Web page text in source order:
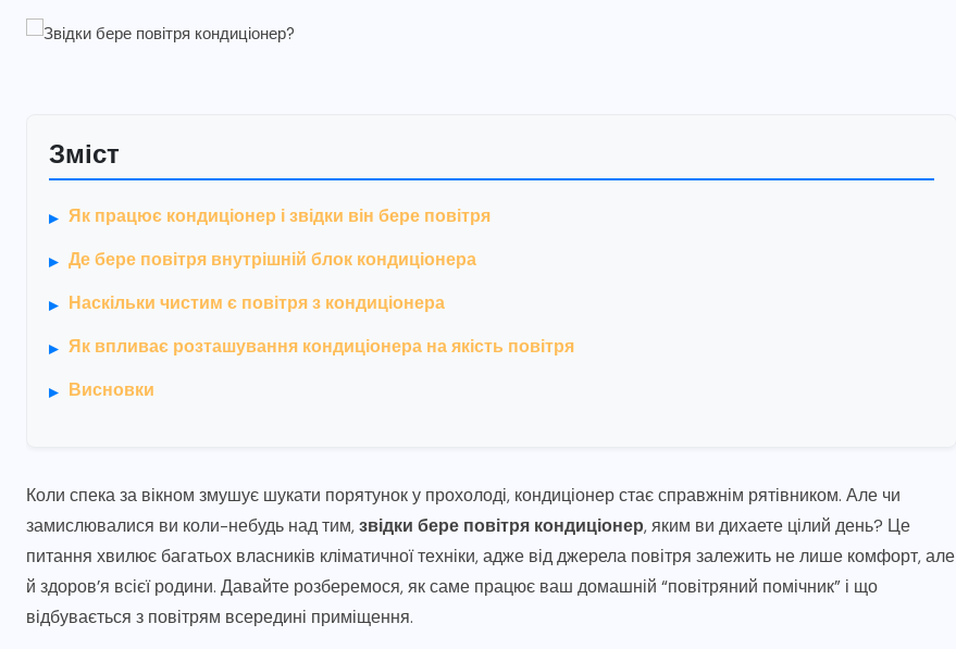
Зміст
Як працює кондиціонер і звідки він бере повітря
Де бере повітря внутрішній блок кондиціонера
Наскільки чистим є повітря з кондиціонера
Як впливає розташування кондиціонера на якість повітря
Висновки
Коли спека за вікном змушує шукати порятунок у прохолоді, кондиціонер стає справжнім рятівником. Але чи
замислювалися ви коли-небудь над тим,звідки бере повітря кондиціонер, яким ви дихаете цілий день? Це
питання хвилює багатьох власників кліматичної техніки, адже від джерела повітря залежить не лише комфорт, але
й здоров’я всієї родини. Давайте розберемося, як саме працює ваш домашній “повітряний помічник” і що
відбувається з повітрям всередині приміщення.